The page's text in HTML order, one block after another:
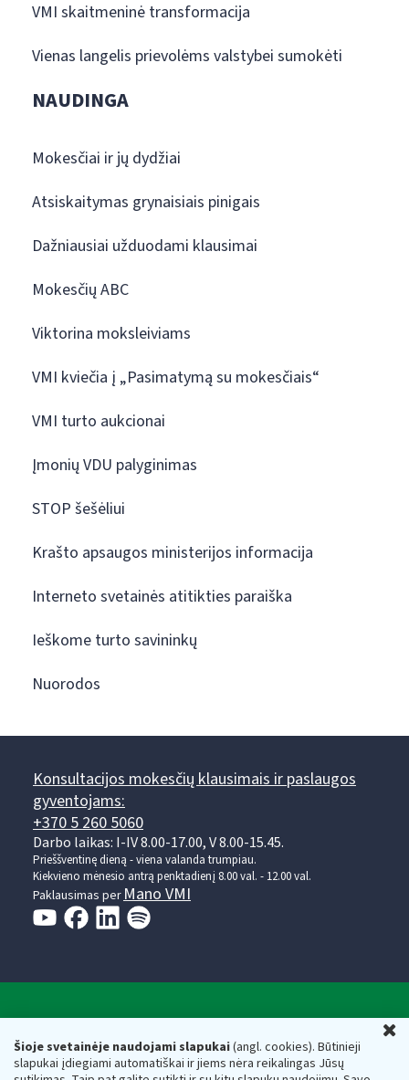
Šioje svetainėje naudojami slapukai(angl. cookies). Būtinieji
slapukai įdiegiami automatiškai ir jiems nėra reikalingas Jūsų
VMI skaitmeninė transformacija
Vienas langelis prievolėms valstybei sumokėti
NAUDINGA
Mokesčiai ir jų dydžiai
Atsiskaitymas grynaisiais pinigais
Dažniausiai užduodami klausimai
Mokesčių ABC
Viktorina moksleiviams
VMI kviečia į „Pasimatymą su mokesčiais“
VMI turto aukcionai
Įmonių VDU palyginimas
STOP šešėliui
Krašto apsaugos ministerijos informacija
Interneto svetainės atitikties paraiška
Ieškome turto savininkų
Nuorodos
Konsultacijos mokesčių klausimais ir paslaugos
gyventojams:
+370 5 260 5060
Darbo laikas: I-IV 8.00-17.00, V 8.00-15.45.
Prieššventinę dieną - viena valanda trumpiau.
Kiekvieno mėnesio antrą penktadienį 8.00 val. - 12.00 val.
Paklausimas perMano VMI
Valstybinė mokesčių inspekcija prie Lietuvos
Respublikos finansų ministerijos
Biudžetinė įstaiga. Juridinio asmens kodas — 188659752,